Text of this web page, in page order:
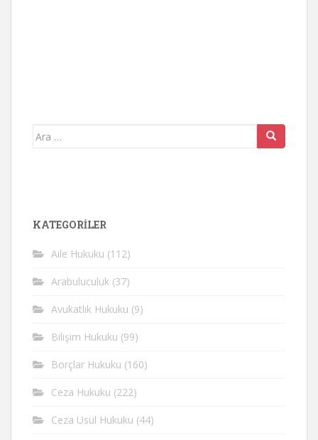
Arama
KATEGORİLER
Aile Hukuku (112)
Arabuluculuk (37)
Avukatlık Hukuku (9)
Bilişim Hukuku (99)
Borçlar Hukuku (160)
Ceza Hukuku (222)
Ceza Usul Hukuku (44)